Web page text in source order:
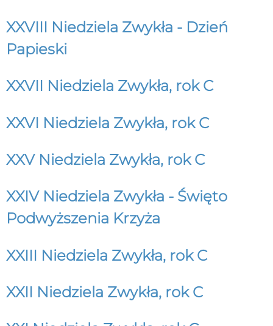
XXVIII Niedziela Zwykła - Dzień
Papieski
XXVII Niedziela Zwykła, rok C
XXVI Niedziela Zwykła, rok C
XXV Niedziela Zwykła, rok C
XXIV Niedziela Zwykła - Święto
Podwyższenia Krzyża
XXIII Niedziela Zwykła, rok C
XXII Niedziela Zwykła, rok C